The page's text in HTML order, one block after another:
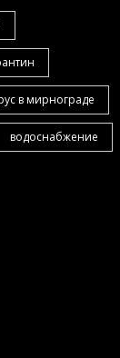
в мирнограде
водоснабжение